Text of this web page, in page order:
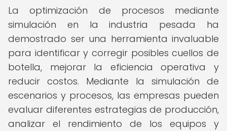
La optimización de procesos mediante
simulación en la industria pesada ha
demostrado ser una herramienta invaluable
para identificar y corregir posibles cuellos de
botella, mejorar la eficiencia operativa y
reducir costos. Mediante la simulación de
escenarios y procesos, las empresas pueden
evaluar diferentes estrategias de producción,
analizar el rendimiento de los equipos y